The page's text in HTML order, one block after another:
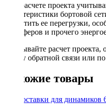
При расчете проекта
характеристики бортовой
допустить ее перегрузки,
сабвуферов и прочего
Заказывайте расчет
форму обратной связи или
Похожие товары